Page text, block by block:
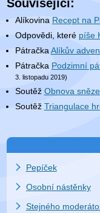
Související:
Alíkovina Recept na
Odpovědi, které píše
Pátračka Alíkův
Pátračka Podzimní
3. listopadu 2019)
Soutěž Obnova
Soutěž Triangulace
Pepíček
Osobní nástěnky
Stejného